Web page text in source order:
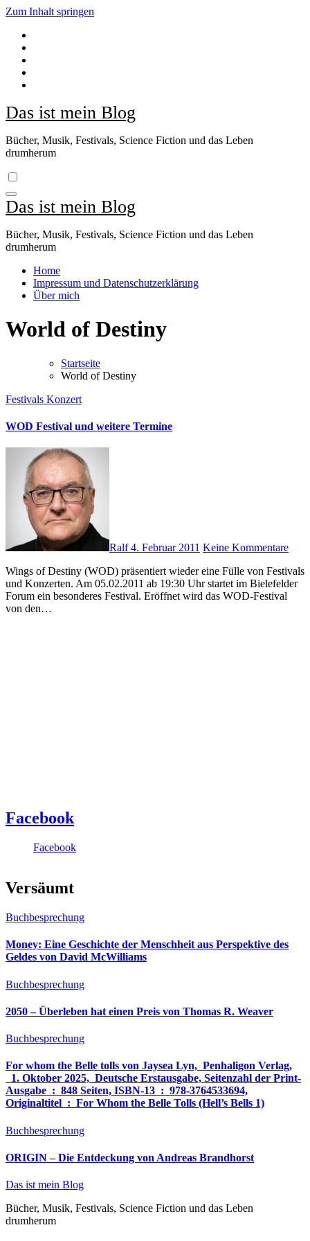
Zum Inhalt springen
Das ist mein Blog
Bücher, Musik, Festivals, Science Fiction und das Leben
drumherum
Das ist mein Blog
Bücher, Musik, Festivals, Science Fiction und das Leben
drumherum
Home
Impressum und Datenschutzerklärung
Über mich
World of Destiny
Startseite
World of Destiny
Festivals Konzert
WOD Festival und weitere Termine
Ralf4. Februar 2011 Keine Kommentare
Wings of Destiny (WOD) präsentiert wieder eine Fülle von Festivals
und Konzerten. Am 05.02.2011 ab 19:30 Uhr startet im Bielefelder
Forum ein besonderes Festival. Eröffnet wird das WOD-Festival
von den…
Facebook
Facebook
Versäumt
Buchbesprechung
Money: Eine Geschichte der Menschheit aus Perspektive des
Geldes von David McWilliams
Buchbesprechung
2050 – Überleben hat einen Preis von Thomas R. Weaver
Buchbesprechung
For whom the Belle tolls von Jaysea Lyn, ‎ Penhaligon Verlag,
‎ 1. Oktober 2025, ‎ Deutsche Erstausgabe, Seitenzahl der Print-
Ausgabe ‏ : ‎ 848 Seiten, ISBN-13 ‏ : ‎ 978-3764533694,
Originaltitel ‏ : ‎ For Whom the Belle Tolls (Hell’s Bells 1)
Buchbesprechung
ORIGIN – Die Entdeckung von Andreas Brandhorst
Das ist mein Blog
Bücher, Musik, Festivals, Science Fiction und das Leben
drumherum